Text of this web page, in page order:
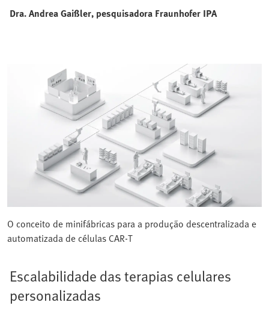
Dra. Andrea Gaißler, pesquisadora Fraunhofer IPA
O conceito de minifábricas para a produção descentralizada e
automatizada de células CAR‑T
Escalabilidade das terapias celulares
personalizadas